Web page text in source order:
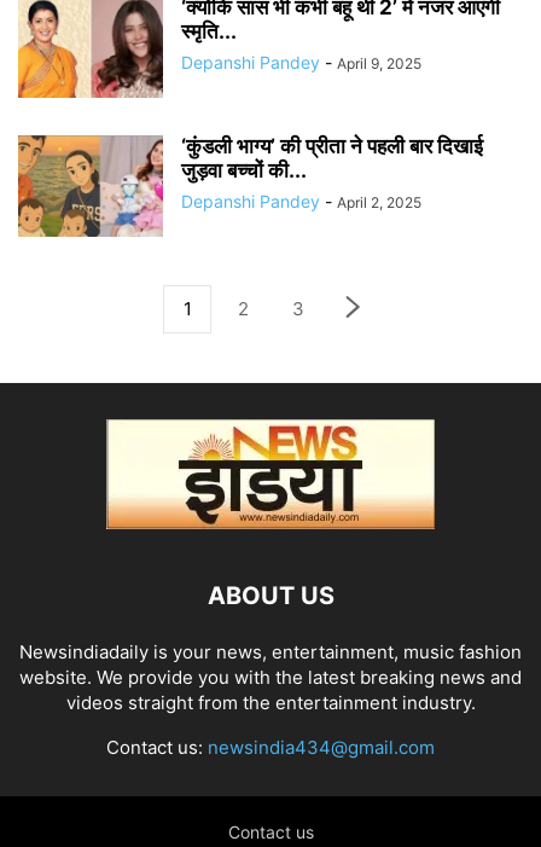
‘क्योंकि सास भी कभी बहू थी 2’ में नजर आएंगी
स्मृति...
Depanshi Pandey - April 9, 2025
‘कुंडली भाग्य’ की प्रीता ने पहली बार दिखाई
जुड़वा बच्चों की...
Depanshi Pandey - April 2, 2025
1 2 3
ABOUT US
Newsindiadaily is your news, entertainment, music fashion
website. We provide you with the latest breaking news and
videos straight from the entertainment industry.
Contact us: newsindia434@gmail.com
Contact us